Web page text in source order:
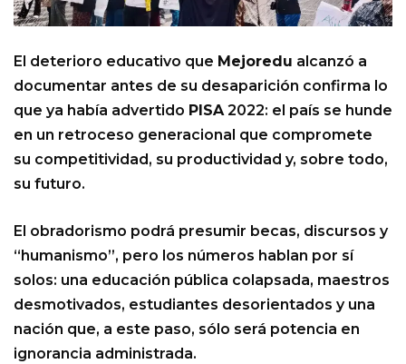
El deterioro educativo que Mejoredu alcanzó a
documentar antes de su desaparición confirma lo
que ya había advertido PISA2022: el país se hunde
en un retroceso generacional que compromete
su competitividad, su productividad y, sobre todo,
su futuro.
El obradorismo podrá presumir becas, discursos y
“humanismo”, pero los números hablan por sí
solos: una educación pública colapsada, maestros
desmotivados, estudiantes desorientados y una
nación que, a este paso, sólo será potencia en
ignorancia administrada.